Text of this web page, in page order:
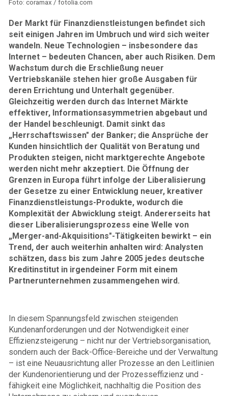
Foto: coramax / fotolia.com
Der Markt für Finanzdienstleistungen befindet sich
seit einigen Jahren im Umbruch und wird sich weiter
wandeln. Neue Technologien – insbesondere das
Internet – bedeuten Chancen, aber auch Risiken. Dem
Wachstum durch die Erschließung neuer
Vertriebskanäle stehen hier große Ausgaben für
deren Errichtung und Unterhalt gegenüber.
Gleichzeitig werden durch das Internet Märkte
effektiver, Informationsasymmetrien abgebaut und
der Handel beschleunigt. Damit sinkt das
„Herrschaftswissen" der Banker; die Ansprüche der
Kunden hinsichtlich der Qualität von Beratung und
Produkten steigen, nicht marktgerechte Angebote
werden nicht mehr akzeptiert. Die Öffnung der
Grenzen in Europa führt infolge der Liberalisierung
der Gesetze zu einer Entwicklung neuer, kreativer
Finanzdienstleistungs-Produkte, wodurch die
Komplexität der Abwicklung steigt. Andererseits hat
dieser Liberalisierungsprozess eine Welle von
„Merger-and-Akquisitions"-Tätigkeiten bewirkt – ein
Trend, der auch weiterhin anhalten wird: Analysten
schätzen, dass bis zum Jahre 2005 jedes deutsche
Kreditinstitut in irgendeiner Form mit einem
Partnerunternehmen zusammengehen wird.
In diesem Spannungsfeld zwischen steigenden
Kundenanforderungen und der Notwendigkeit einer
Effizienzsteigerung – nicht nur der Vertriebsorganisation,
sondern auch der Back-Office-Bereiche und der Verwaltung
– ist eine Neuausrichtung aller Prozesse an den Leitlinien
der Kundenorientierung und der Prozesseffizienz und -
fähigkeit eine Möglichkeit, nachhaltig die Position des